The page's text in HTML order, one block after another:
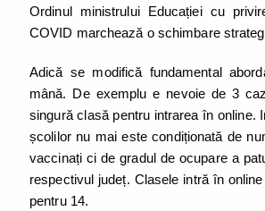
Ordinul ministrului Educației cu
COVID marchează o schimbare
Adică se modifică fundamental
mână. De exemplu e nevoie de 3
singură clasă pentru intrarea în online.
școlilor nu mai este condiționată de
vaccinați ci de gradul de ocupare a
respectivul județ. Clasele intră în
pentru 14.